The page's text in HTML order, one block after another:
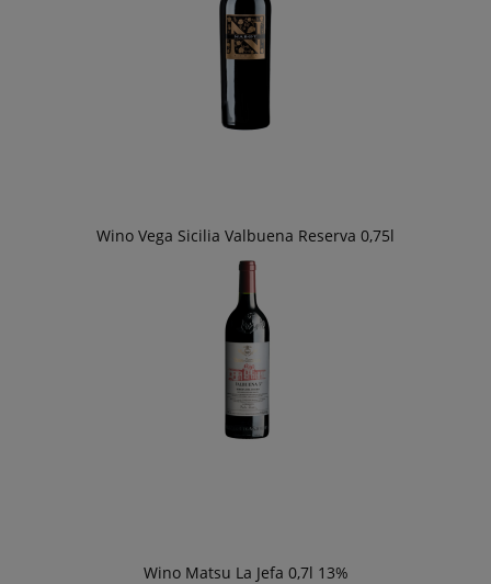
Wino Vega Sicilia Valbuena Reserva 0,75l
Wino Matsu La Jefa 0,7l 13%